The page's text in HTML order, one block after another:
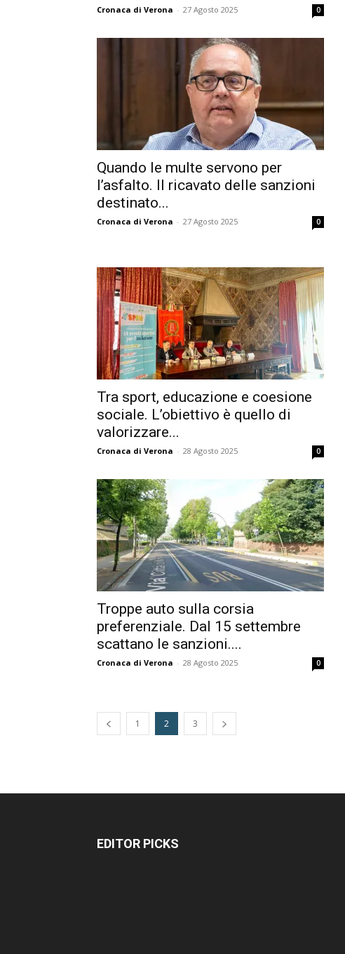
Cronaca di Verona - 27 Agosto 2025 0
Quando le multe servono per
l’asfalto. Il ricavato delle sanzioni
destinato...
Cronaca di Verona - 27 Agosto 2025 0
Tra sport, educazione e coesione
sociale. L’obiettivo è quello di
valorizzare...
Cronaca di Verona - 28 Agosto 2025 0
Troppe auto sulla corsia
preferenziale. Dal 15 settembre
scattano le sanzioni....
Cronaca di Verona - 28 Agosto 2025 0
1 2 3
EDITOR PICKS